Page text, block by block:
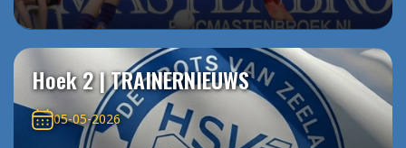
Hoek 2 | TRAINERNIEUWS
05-05-2026